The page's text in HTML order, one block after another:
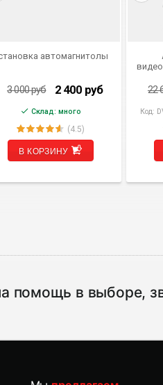
автомагнитолы
3 000руб 2 400 руб
Склад: много
(4.5)
В КОРЗИНУ
22
Код:
помощь в выборе,